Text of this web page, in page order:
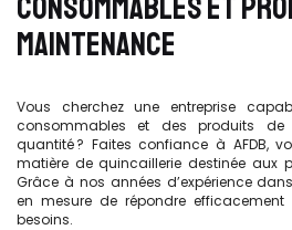
MAINTENANCE
Vous cherchez une entreprise
consommables et des produits
quantité ? Faites confiance à AFDB,
matière de quincaillerie destinée aux
Grâce à nos années d’expérience
en mesure de répondre
besoins.